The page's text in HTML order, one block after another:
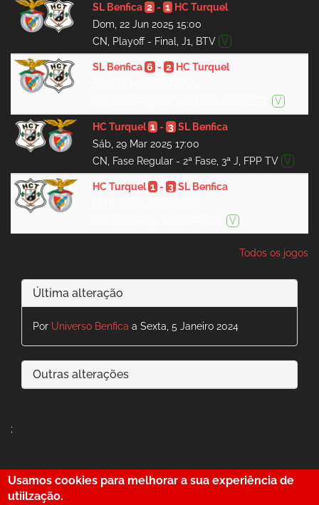
SL Benfica 2- 1 HC Turquel
Dom, 22 Jun 2025 15:00
CN, Playoff - Final, J1, BTV V
SL Benfica 6 - 2 HC Turquel
V
HC Turquel 1- 3 SL Benfica
Sáb, 29 Mar 2025 17:00
CN, Fase Regular - 2ª Fase, 3ª J, FPP TV V
HC Turquel 1- 3 SL Benfica
V
Todos os jogos
Última alteração
Por Universo Benfica a Sexta, 5 Janeiro 2024
Outras alterações
;
Usamos cookies para melhorar a sua experiência de
utiilzação.